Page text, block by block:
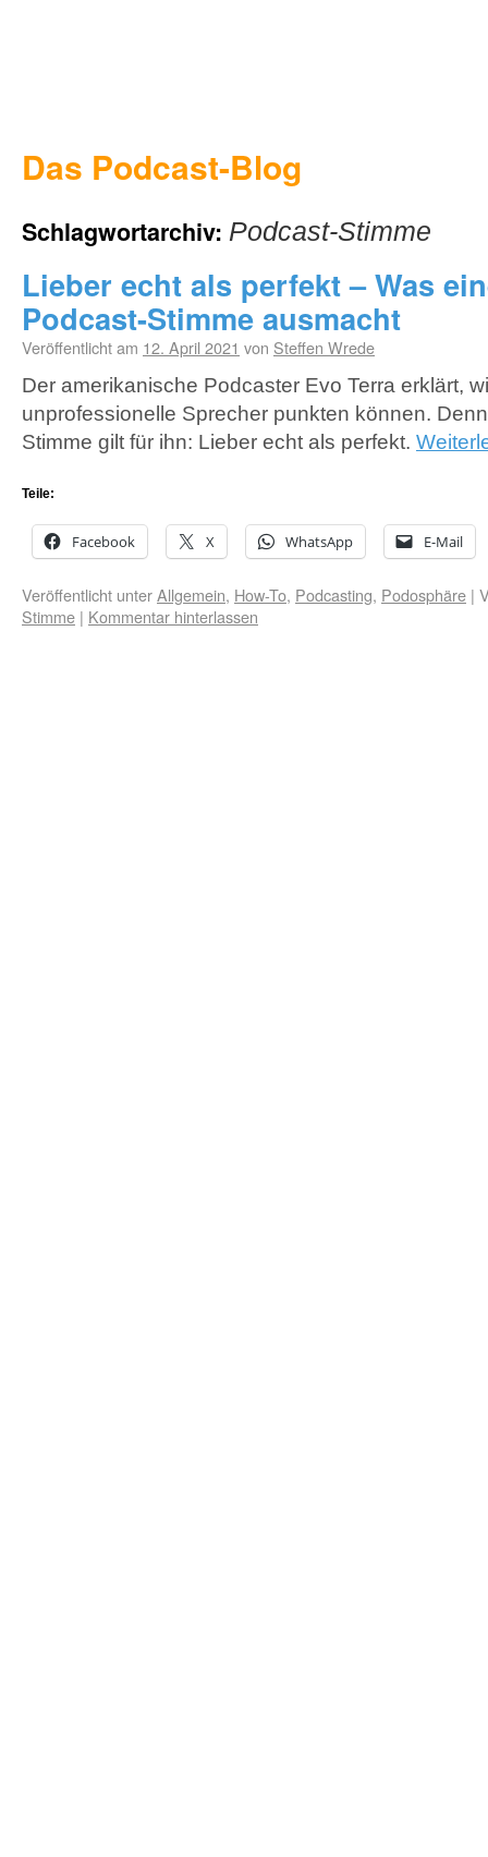
Das Podcast-Blog
Schlagwortarchiv: Podcast-Stimme
Lieber echt als perfekt – Was
Podcast-Stimme ausmacht
Veröffentlicht am 12. April 2021 von Steffen Wrede
Der amerikanische Podcaster Evo Terra erklärt,
unprofessionelle Sprecher punkten können.
Stimme gilt für ihn: Lieber echt als perfekt.
Teile:
Facebook X WhatsApp E-Mail
Veröffentlicht unterAllgemein, How-To, Podcasting, Podosphäre |
Stimme | Kommentar hinterlassen